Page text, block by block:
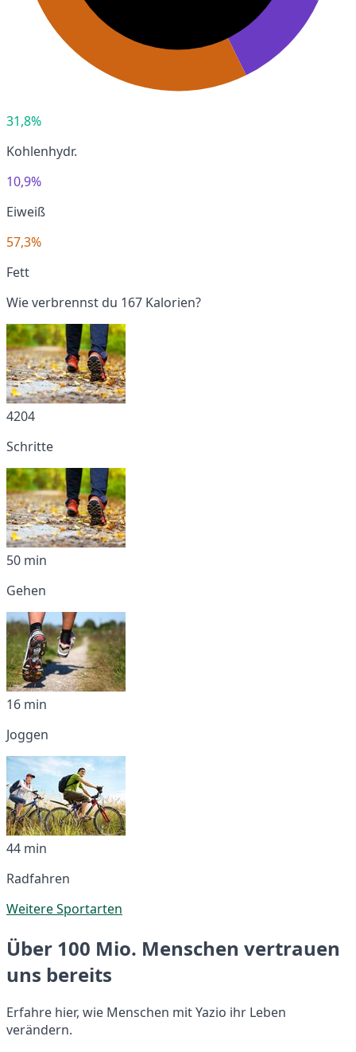
31,8%
Kohlenhydr.
10,9%
Eiweiß
57,3%
Fett
Wie verbrennst du 167 Kalorien?
4204
Schritte
50 min
Gehen
16 min
Joggen
44 min
Radfahren
Weitere Sportarten
Über 100 Mio. Menschen vertrauen
uns bereits
Erfahre hier, wie Menschen mit Yazio ihr Leben
verändern.